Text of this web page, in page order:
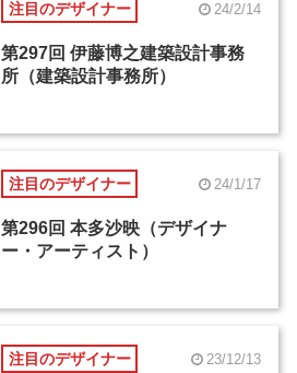
注目のデザイナー 24/2/14
第297回 伊藤博之建築設計事務
所（建築設計事務所）
注目のデザイナー 24/1/17
第296回 本多沙映（デザイナ
ー・アーティスト）
注目のデザイナー 23/12/13